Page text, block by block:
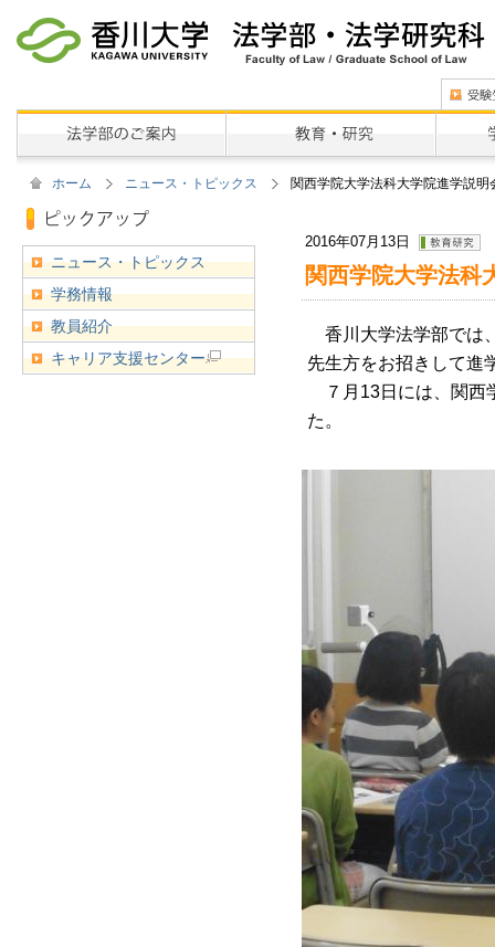
ホーム ニュース・トピックス 関西学院大学法科大学院進学説明
2016年07月13日
関西学院大学法科
香川大学法学部では
先生方をお招きして進
７月13日には、関西
た。
ニュース・トピックス
学務情報
教員紹介
キャリア支援センター